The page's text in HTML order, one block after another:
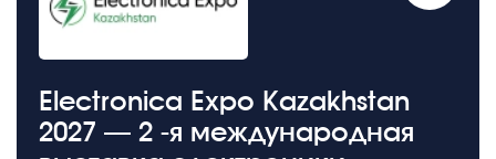
Electronica Expo Kazakhstan
2027 — 2 -я международная